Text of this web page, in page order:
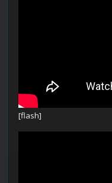
[flash]